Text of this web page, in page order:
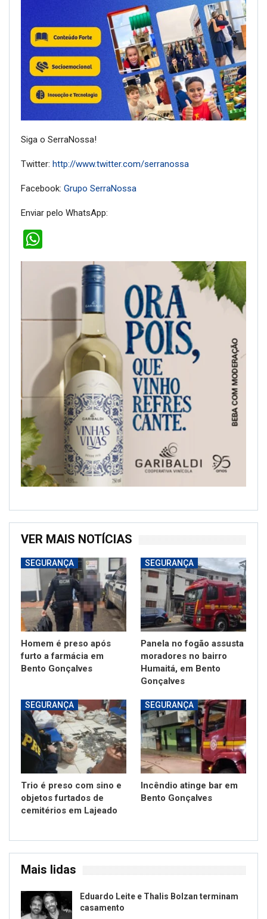
Siga o SerraNossa!
Twitter: http://www.twitter.com/serranossa
Facebook: Grupo SerraNossa
Enviar pelo WhatsApp:
VER MAIS NOTÍCIAS
SEGURANÇA
Homem é preso após
furto a farmácia em
Bento Gonçalves
SEGURANÇA
Panela no fogão assusta
moradores no bairro
Humaitá, em Bento
Gonçalves
SEGURANÇA
Trio é preso com sino e
objetos furtados de
cemitérios em Lajeado
SEGURANÇA
Incêndio atinge bar em
Bento Gonçalves
Mais lidas
Eduardo Leite e Thalis Bolzan terminam
casamento